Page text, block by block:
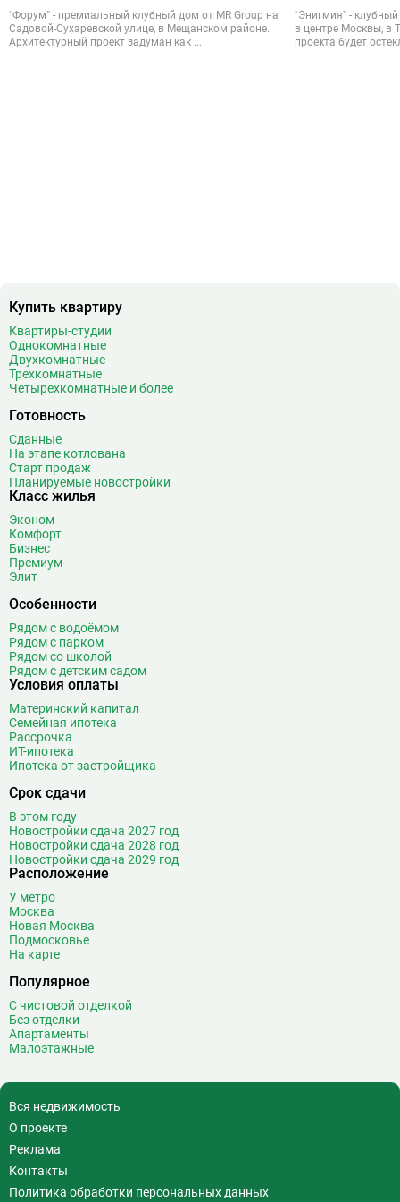
“Форум” - премиальный клубный дом от MR Group на
Садовой-Сухаревской улице, в Мещанском районе.
Архитектурный проект задуман как ...
“Энигмия” -
в центре Москвы, в
проекта будет
Купить квартиру
Квартиры-студии
Однокомнатные
Двухкомнатные
Трехкомнатные
Четырехкомнатные и более
Готовность
Сданные
На этапе котлована
Старт продаж
Планируемые новостройки
Класс жилья
Эконом
Комфорт
Бизнес
Премиум
Элит
Особенности
Рядом с водоёмом
Рядом с парком
Рядом со школой
Рядом с детским садом
Условия оплаты
Материнский капитал
Семейная ипотека
Рассрочка
ИТ-ипотека
Ипотека от застройщика
Срок сдачи
В этом году
Новостройки сдача 2027 год
Новостройки сдача 2028 год
Новостройки сдача 2029 год
Расположение
У метро
Москва
Новая Москва
Подмосковье
На карте
Популярное
С чистовой отделкой
Без отделки
Апартаменты
Малоэтажные
Вся недвижимость
О проекте
Реклама
Контакты
Политика обработки персональных данных